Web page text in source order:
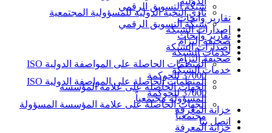
شبكة التسويق الرقمي
تقارير وأبحاث
إصدارات الشبكة
صحيفة إلتزام
خدمات الشبكة
المنظمات الحاصلة على المواصفة الدولية ISO
37000 للحوكمة
الجهات الحاصلة على علامة المؤسسة
المسؤولة مجتمعياً
خزانة المعرفة
اتصل بنا
نادي النخبة الدولية للمسؤولية المجتمعية
شبكة التسويق الرقمي
تقارير وأبحاث
إصدارات الشبكة
صحيفة إلتزام
خدمات الشبكة
المنظمات الحاصلة على المواصفة الدولية ISO
37000 للحوكمة
الجهات الحاصلة على علامة المؤسسة المسؤولة
مجتمعياً
خزانة المعرفة